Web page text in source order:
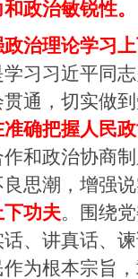
政治敏锐性。
治理论学习
习习近平同
通，切实做
准确把握人民
和政治协商
思潮，增强
功夫。围绕
、讲真话、
为根本宗旨